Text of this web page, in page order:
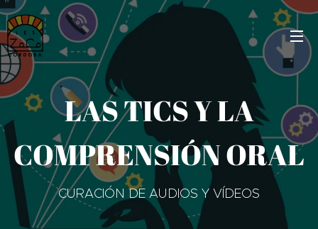
LAS TICS Y LA
COMPRENSIÓN ORAL
CURACIÓN DE AUDIOS Y VÍDEOS